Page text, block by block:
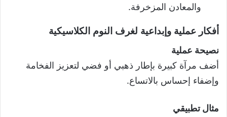
والمعادن المزخرفة.
أفكار عملية وإبداعية لغرف النوم الكلاسيكية
نصيحة عملية
أضف مرآة كبيرة بإطار ذهبي أو فضي لتعزيز الفخامة
وإضفاء إحساس بالاتساع.
مثال تطبيقي